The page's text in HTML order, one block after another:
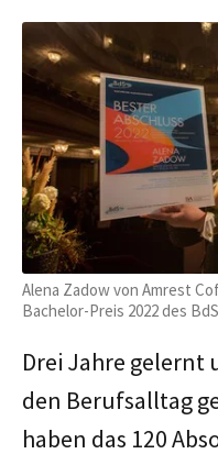
Alena Zadow von Amrest
Bachelor-Preis 2022 des
Drei Jahre gelernt
den Berufsalltag
haben das 120